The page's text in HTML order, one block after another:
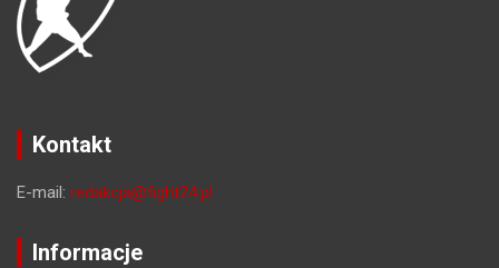
Kontakt
E-mail: redakcja@fight24.pl
Informacje